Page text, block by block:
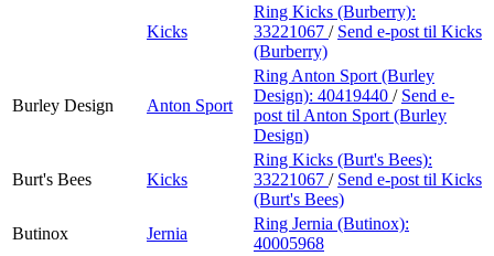
Kicks
Ring Kicks (Burberry):
33221067 / Send e-post til Kicks
(Burberry)
Burley Design Anton Sport
Ring Anton Sport (Burley
Design): 40419440 / Send e-
post til Anton Sport (Burley
Design)
Burt's Bees Kicks
Ring Kicks (Burt's Bees):
33221067 / Send e-post til Kicks
(Burt's Bees)
Butinox
Jernia
Ring Jernia (Butinox):
40005968